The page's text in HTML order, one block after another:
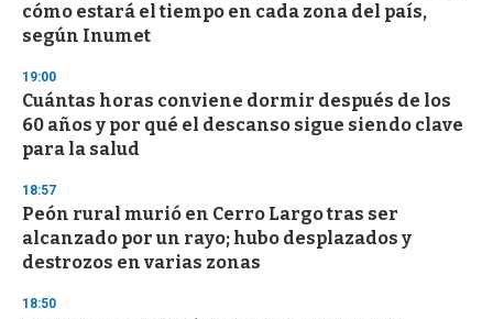
cómo estará el tiempo en cada zona del país,
según Inumet
19:00
Cuántas horas conviene dormir después de los
60 años y por qué el descanso sigue siendo clave
para la salud
18:57
Peón rural murió en Cerro Largo tras ser
alcanzado por un rayo; hubo desplazados y
destrozos en varias zonas
18:50